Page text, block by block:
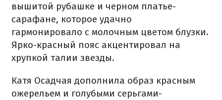
вышитой рубашке и черном платье-
сарафане, которое удачно
гармонировало с молочным цветом блузки.
Ярко-красный пояс акцентировал на
хрупкой талии звезды.
Катя Осадчая дополнила образ красным
ожерельем и голубыми серьгами-